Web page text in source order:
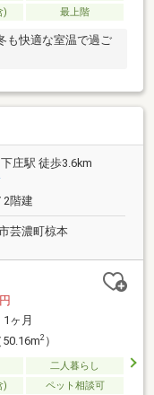
) 最上階
も快適な室温で過ご
庄駅 徒歩3.6km
2階建
芸濃町椋本
1ヶ月
2）
二人暮らし
) ペット相談可